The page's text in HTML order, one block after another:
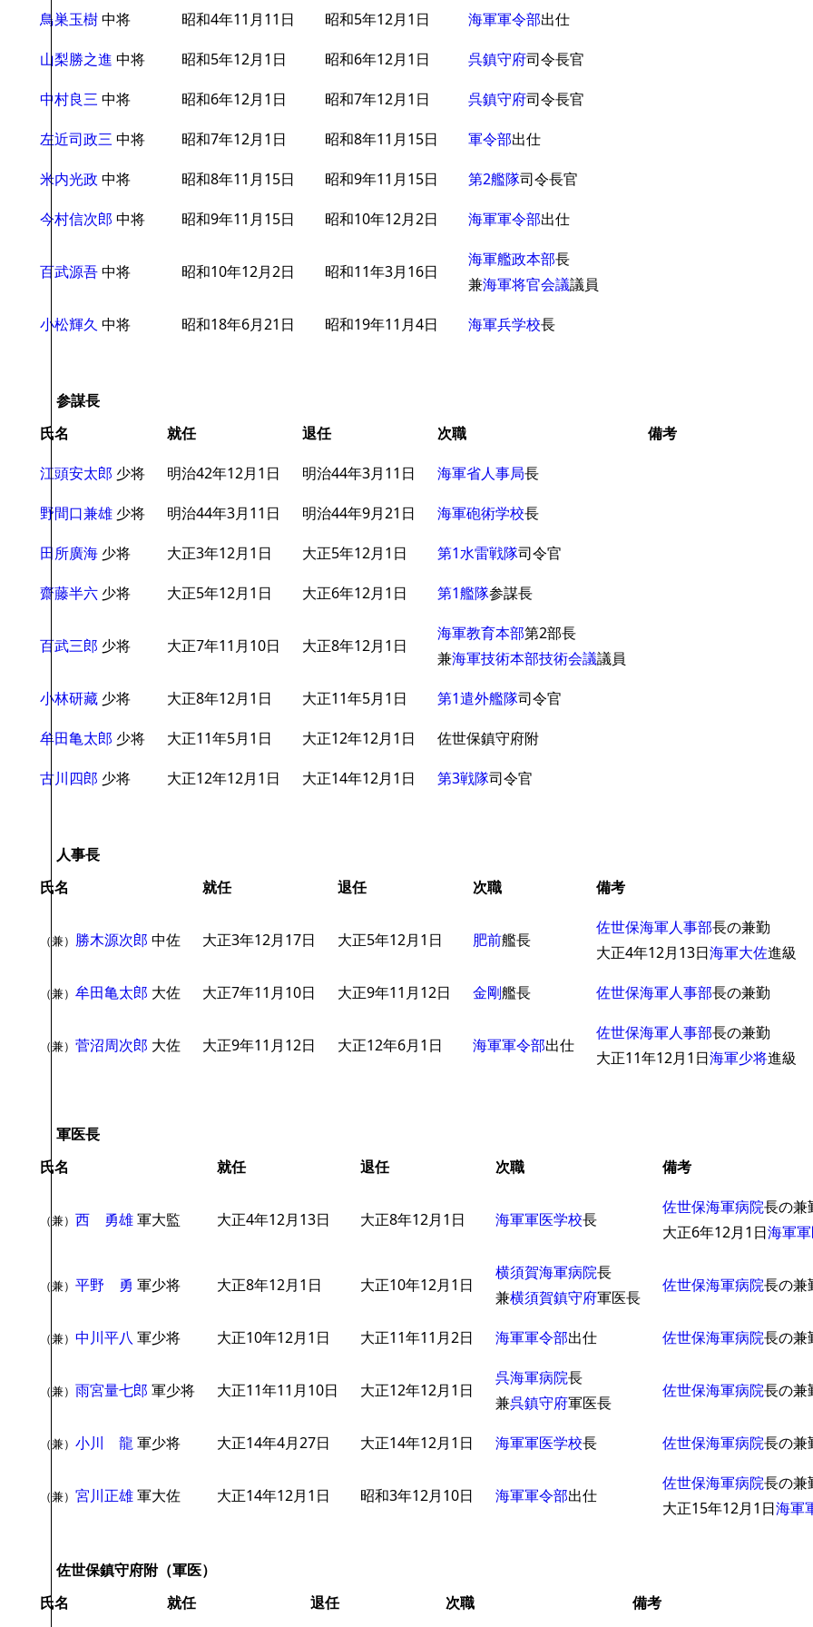
鳥巣玉樹中将 昭和4年11月11日 昭和5年12月1日 海軍軍令部出仕
山梨勝之進 中将 昭和5年12月1日 昭和6年12月1日 呉鎮守府司令長官
中村良三 中将 昭和6年12月1日 昭和7年12月1日 呉鎮守府司令長官
左近司政三 中将 昭和7年12月1日 昭和8年11月15日 軍令部出仕
米内光政 中将 昭和8年11月15日 昭和9年11月15日 第2艦隊司令長官
今村信次郎 中将 昭和9年11月15日 昭和10年12月2日 海軍軍令部出仕
百武源吾中将 昭和10年12月2日 昭和11年3月16日
海軍艦政本部長
兼海軍将官会議議員
小松輝久 中将 昭和18年6月21日 昭和19年11月4日 海軍兵学校長
参謀長
氏名
就任 退任 次職
備考
江頭安太郎 少将 明治42年12月1日 明治44年3月11日 海軍省人事局長
野間口兼雄 少将 明治44年3月11日 明治44年9月21日 海軍砲術学校長
田所廣海 少将 大正3年12月1日 大正5年12月1日 第1水雷戦隊司令官
齋藤半六 少将 大正5年12月1日 大正6年12月1日 第1艦隊参謀長
百武三郎 少将 大正7年11月10日 大正8年12月1日
海軍教育本部第2部長
兼海軍技術本部技術会議議員
小林研藏 少将 大正8年12月1日 大正11年5月1日 第1遣外艦隊司令官
牟田亀太郎 少将 大正11年5月1日 大正12年12月1日
佐世保鎮守府附
古川四郎 少将 大正12年12月1日 大正14年12月1日 第3戦隊司令官
人事長
氏名
就任 退任 次職 備考
（兼） 勝木源次郎 中佐 大正3年12月17日 大正5年12月1日 肥前艦長
佐世保海軍人事部長の兼勤
大正4年12月13日海軍大佐進級
（兼） 牟田亀太郎 大佐 大正7年11月10日 大正9年11月12日 金剛艦長 佐世保海軍人事部長の兼勤
（兼） 菅沼周次郎 大佐 大正9年11月12日 大正12年6月1日 海軍軍令部出仕
佐世保海軍人事部長の兼勤
大正11年12月1日海軍少将進級
軍医長
氏名
就任 退任 次職 備考
（兼） 西 勇雄軍大監 大正4年12月13日 大正8年12月1日 海軍軍医学校長
佐世保海軍病院長の兼
大正6年12月1日海軍
（兼） 平野 勇 軍少将 大正8年12月1日 大正10年12月1日
横須賀海軍病院長
兼横須賀鎮守府軍医長
佐世保海軍病院長の兼
（兼） 中川平八 軍少将 大正10年12月1日 大正11年11月2日 海軍軍令部出仕 佐世保海軍病院長の兼
（兼） 雨宮量七郎 軍少将 大正11年11月10日 大正12年12月1日
呉海軍病院長
兼呉鎮守府軍医長
佐世保海軍病院長の兼
（兼） 小川 龍軍少将 大正14年4月27日 大正14年12月1日 海軍軍医学校長 佐世保海軍病院長の兼
（兼） 宮川正雄軍大佐 大正14年12月1日 昭和3年12月10日 海軍軍令部出仕
佐世保海軍病院長の兼
大正15年12月1日海軍
佐世保鎮守府附（軍医）
氏名
就任 退任 次職 備考